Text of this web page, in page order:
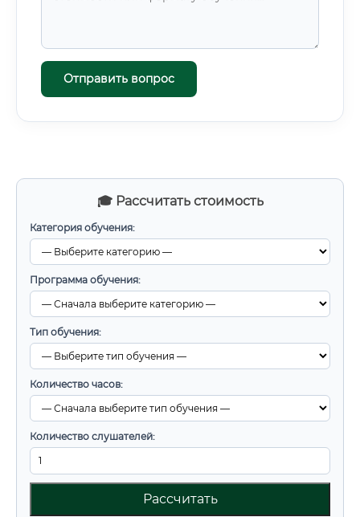
🎓 Рассчитать стоимость
Категория обучения:
Программа обучения:
Тип обучения:
Количество часов:
Количество слушателей:
Рассчитать
Отправить вопрос